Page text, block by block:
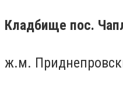
Кладбище пос. Ч
ж.м.